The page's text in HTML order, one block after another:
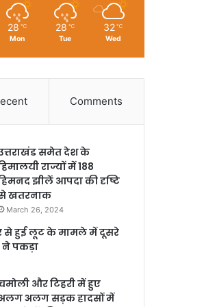
28 ℃
Mon
28 ℃
Tue
32 ℃
Wed
Comments
समेत देश के
राज्यों में 188
झीलें आपदा की दृष्टि
खतरनाक
March 26, 2024
से हुई लूट के मामले में दूसरे
ने पकड़ा
और टिहरी में हुए
अलग सड़क हादसों में